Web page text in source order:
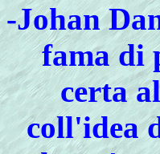
-Johan
fama di
certa
coll'idea